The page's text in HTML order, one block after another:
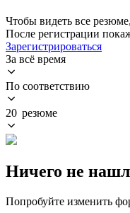
Чтобы видеть все
После регистрации
Зарегистрироваться
За всё время
По соответствию
20 резюме
Ничего не
Попробуйте изменить